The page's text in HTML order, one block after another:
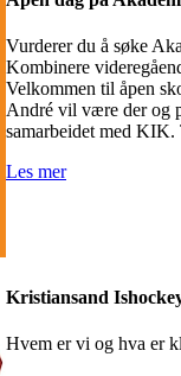
Vurderer du å søke
Kombinere
Velkommen til åpen
André vil være der og
samarbeidet med KIK.
Les mer
Kristiansand
Hvem er vi og hva er